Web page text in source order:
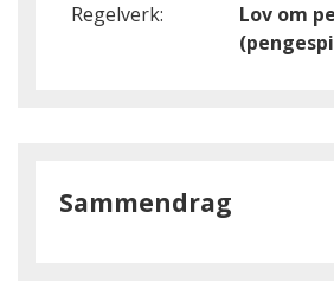
Regelverk:
Lov om
Sammendrag